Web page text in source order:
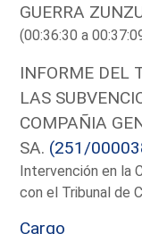
GUERRA
(00:36:30 a
INFORME DEL
LAS
COMPAÑIA
SA. (251/
Intervención en la
con el Tribunal de
Cargo